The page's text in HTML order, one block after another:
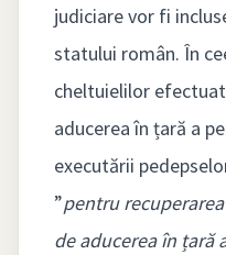
judiciare vor fi
statului român. În
cheltuielilor
aducerea în țară a
executării
”pentru
de aducerea în țară